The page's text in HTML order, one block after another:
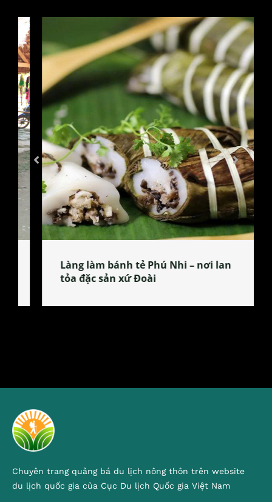
Làng làm bánh tẻ Phú Nhi – nơi lan
tỏa đặc sản xứ Đoài
Chuyên trang quảng bá du lịch nông thôn trên website
du lịch quốc gia của Cục Du lịch Quốc gia Việt Nam